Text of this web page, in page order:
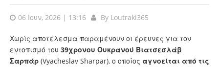
06 Ιουν, 2026 | 13:16 By Loutraki365
Χωρίς αποτέλεσμα παραμένουν οι έρευνες για τον
εντοπισμό του 39χρονου Ουκρανού Βιατσεσλάβ
Σαρπάρ (Vyacheslav Sharpar), ο οποίος αγνοείται από τις